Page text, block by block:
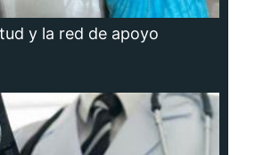
y la red de apoyo